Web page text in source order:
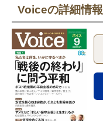
Voiceの詳細情報